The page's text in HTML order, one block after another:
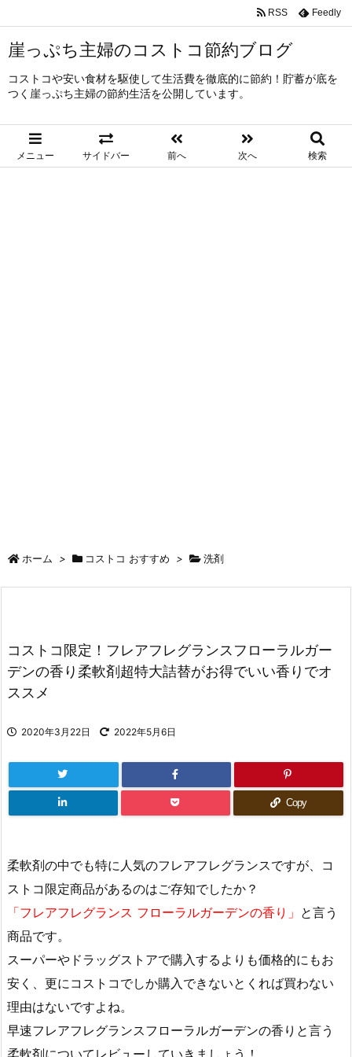
崖っぷち主婦のコストコ節約ブログ
コストコや安い食材を駆使して生活費を徹底的に節約！貯蓄が底を
つく崖っぷち主婦の節約生活を公開しています。
メニュー サイドバー 前へ 次へ 検索
RSS Feedly
ホーム > コストコ おすすめ > 洗剤
コストコ限定！フレアフレグランスフローラルガー
デンの香り柔軟剤超特大詰替がお得でいい香りでオ
ススメ
2020年3月22日 2022年5月6日
Copy
柔軟剤の中でも特に人気のフレアフレグランスですが、コ
ストコ限定商品があるのはご存知でしたか？
「フレアフレグランス フローラルガーデンの香り」 と言う
商品です。
スーパーやドラッグストアで購入するよりも価格的にもお
安く、更にコストコでしか購入できないとくれば買わない
理由はないですよね。
早速フレアフレグランスフローラルガーデンの香りと言う
柔軟剤についてレビューしていきましょう！